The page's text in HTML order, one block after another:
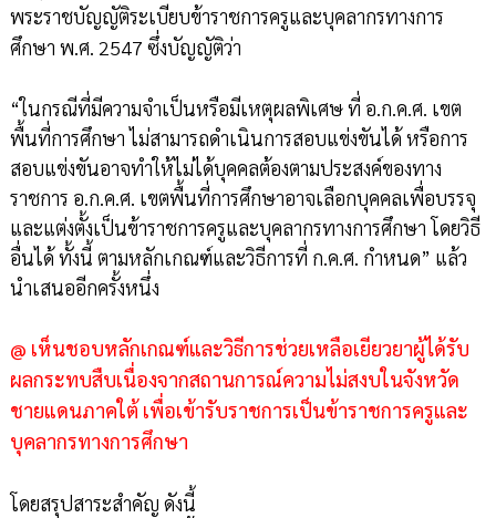
พระราชบัญญัติระเบียบข้าราชการครูและบุคลากรทางการ
ศึกษา พ.ศ. 2547 ซึ่งบัญญัติว่า
“ในกรณีที่มีความจำเป็นหรือมีเหตุผลพิเศษ ที่ อ.ก.ค.ศ. เขต
พื้นที่การศึกษา ไม่สามารถดำเนินการสอบแข่งขันได้ หรือการ
สอบแข่งขันอาจทำให้ไม่ได้บุคคลต้องตามประสงค์ของทาง
ราชการ อ.ก.ค.ศ. เขตพื้นที่การศึกษาอาจเลือกบุคคลเพื่อบรรจุ
และแต่งตั้งเป็นข้าราชการครูและบุคลากรทางการศึกษา โดยวิธี
อื่นได้ ทั้งนี้ ตามหลักเกณฑ์และวิธีการที่ ก.ค.ศ. กำหนด” แล้ว
นำเสนออีกครั้งหนึ่ง
@ เห็นชอบหลักเกณฑ์และวิธีการช่วยเหลือเยียวยาผู้ได้รับ
ผลกระทบสืบเนื่องจากสถานการณ์ความไม่สงบในจังหวัด
ชายแดนภาคใต้ เพื่อเข้ารับราชการเป็นข้าราชการครูและ
บุคลากรทางการศึกษา
โดยสรุปสาระสำคัญ ดังนี้